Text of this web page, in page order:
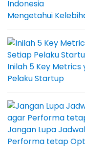
Mengetahui
Inilah 5 Key
Pelaku Startup
Jangan Lupa
Performa tetap